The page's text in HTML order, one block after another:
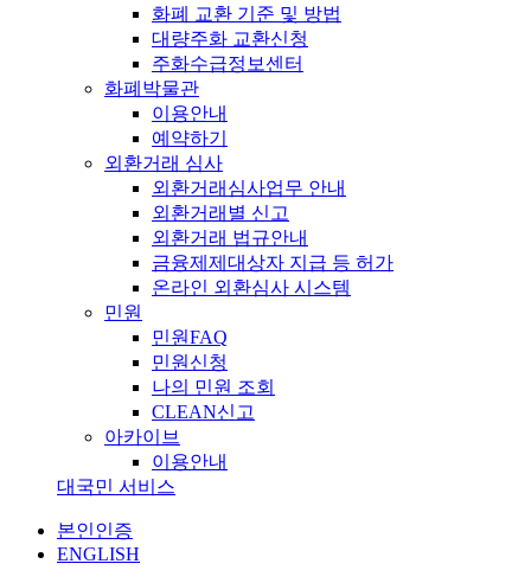
화폐 교환 기준 및 방법
대량주화 교환신청
주화수급정보센터
화폐박물관
이용안내
예약하기
외환거래 심사
외환거래심사업무 안내
외환거래별 신고
외환거래 법규안내
금융제제대상자 지급 등 허가
온라인 외환심사 시스템
민원
민원FAQ
민원신청
나의 민원 조회
CLEAN신고
아카이브
이용안내
대국민 서비스
본인인증
ENGLISH